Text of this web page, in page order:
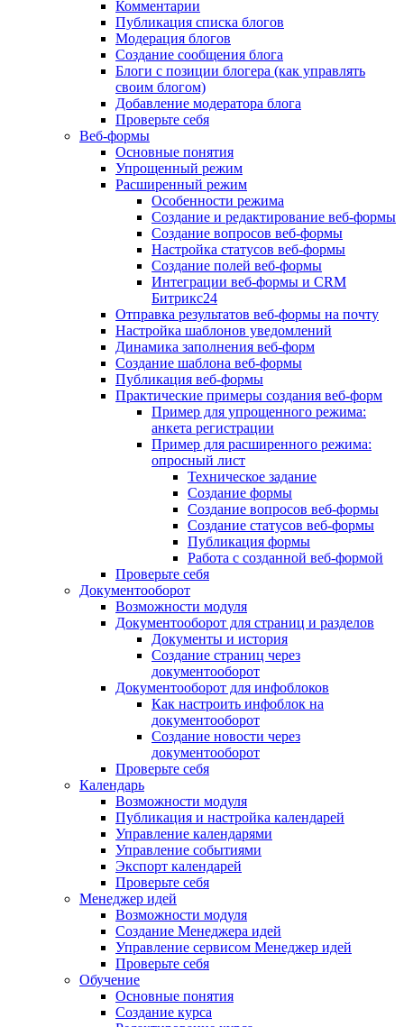
Комментарии
Публикация списка блогов
Модерация блогов
Создание сообщения блога
Блоги с позиции блогера (как управлять
своим блогом)
Добавление модератора блога
Проверьте себя
Веб-формы
Основные понятия
Упрощенный режим
Расширенный режим
Особенности режима
Создание и редактирование веб-формы
Создание вопросов веб-формы
Настройка статусов веб-формы
Создание полей веб-формы
Интеграции веб-формы и CRM
Битрикс24
Отправка результатов веб-формы на почту
Настройка шаблонов уведомлений
Динамика заполнения веб-форм
Создание шаблона веб-формы
Публикация веб-формы
Практические примеры создания веб-форм
Пример для упрощенного режима:
анкета регистрации
Пример для расширенного режима:
опросный лист
Техническое задание
Создание формы
Создание вопросов веб-формы
Создание статусов веб-формы
Публикация формы
Работа с созданной веб-формой
Проверьте себя
Документооборот
Возможности модуля
Документооборот для страниц и разделов
Документы и история
Создание страниц через
документооборот
Документооборот для инфоблоков
Как настроить инфоблок на
документооборот
Создание новости через
документооборот
Проверьте себя
Календарь
Возможности модуля
Публикация и настройка календарей
Управление календарями
Управление событиями
Экспорт календарей
Проверьте себя
Менеджер идей
Возможности модуля
Создание Менеджера идей
Управление сервисом Менеджер идей
Проверьте себя
Обучение
Основные понятия
Создание курса